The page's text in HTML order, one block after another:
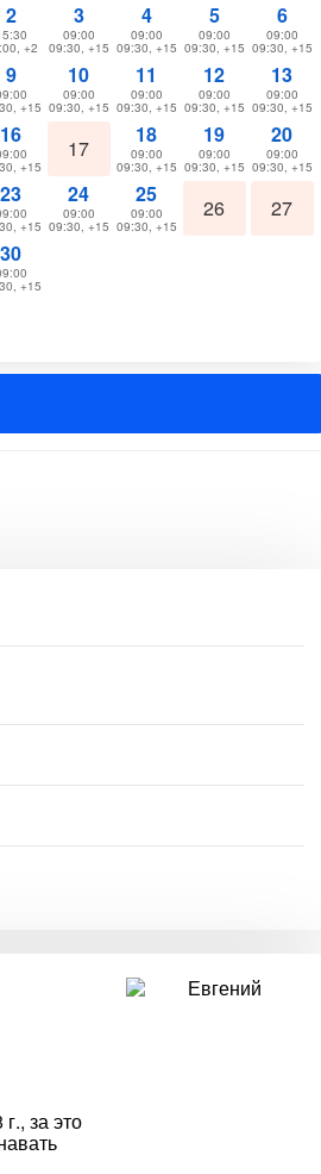
2
+2
3
09:00
09:30, +15
4
09:00
09:30, +15
5
09:00
09:30, +15
6
09:00
09:30, +15
9
+15
10
09:00
09:30, +15
11
09:00
09:30, +15
12
09:00
09:30, +15
13
09:00
09:30, +15
16
+15
17
18
09:00
09:30, +15
19
09:00
09:30, +15
20
09:00
09:30, +15
23
+15
24
09:00
09:30, +15
25
09:00
09:30, +15
26
27
30
+15
за это